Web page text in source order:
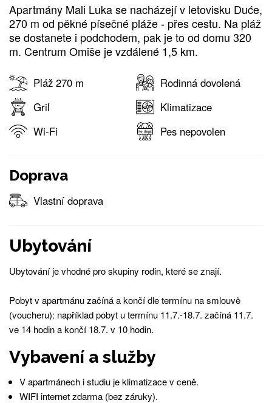
Apartmány Mali Luka se nacházejí v letovisku Duće,
270 m od pěkné písečné pláže - přes cestu. Na pláž
se dostanete i podchodem, pak je to od domu 320
m. Centrum Omiše je vzdálené 1,5 km.
Pláž 270 m
Rodinná dovolená
Gril
Klimatizace
Wi-Fi
Pes nepovolen
Doprava
Vlastní doprava
Ubytování
Ubytování je vhodné pro skupiny rodin, které se znají.
Pobyt v apartmánu začíná a končí dle termínu na smlouvě
(voucheru): například pobyt u termínu 11.7.-18.7. začíná 11.7.
ve 14 hodin a končí 18.7. v 10 hodin.
Vybavení a služby
V apartmánech i studiu je klimatizace v ceně.
WIFI internet zdarma (bez záruky).